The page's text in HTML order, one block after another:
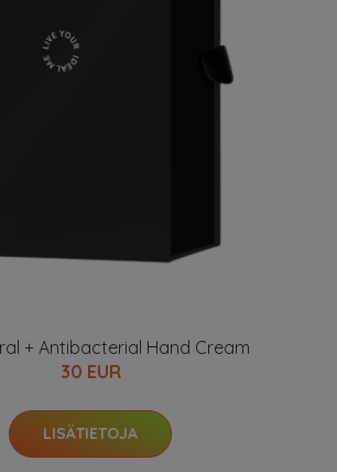
+ Antibacterial Hand Cream
30 EUR
LISÄTIETOJA